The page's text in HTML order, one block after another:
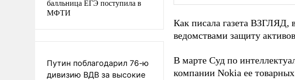
балльница ЕГЭ поступила в
МФТИ
Путин поблагодарил 76-ю
дивизию ВДВ за высокие
Как писала газета ВЗГЛЯД,
ведомствами защиту
В марте Суд по
компании Nokia ее товарных